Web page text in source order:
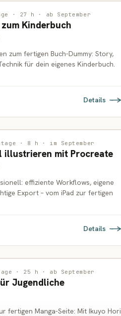
· 27 h · ab September
Kinderbuch
zum fertigen Buch-Dummy: Story,
für dein eigenes Kinderbuch.
Details
· 8 h · im September
illustrieren mit Procreate
effiziente Workflows, eigene
Export – vom iPad zur fertigen
Details
· 25 h · ab September
Jugendliche
fertigen Manga-Seite: Mit Ikuyo Hori